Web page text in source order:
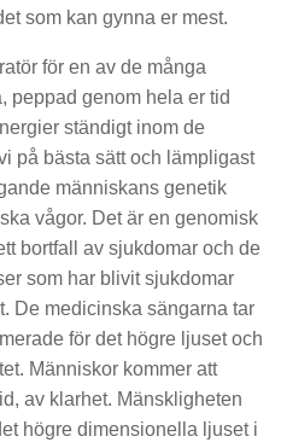
som kan gynna er mest.
för en av de många
peppad genom hela er tid
ständigt inom de
på bästa sätt och lämpligast
människans genetik
vågor. Det är en genomisk
bortfall av sjukdomar och de
som har blivit sjukdomar
De medicinska sängarna tar
för det högre ljuset och
Människor kommer att
av klarhet. Mänskligheten
högre dimensionella ljuset i